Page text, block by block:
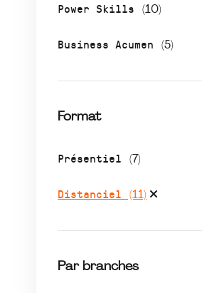
Power Skills (10)
Business Acumen (5)
Format
Présentiel (7)
Distanciel (11)
Par branches